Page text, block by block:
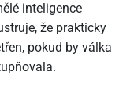
inteligence
že prakticky
pokud by válka